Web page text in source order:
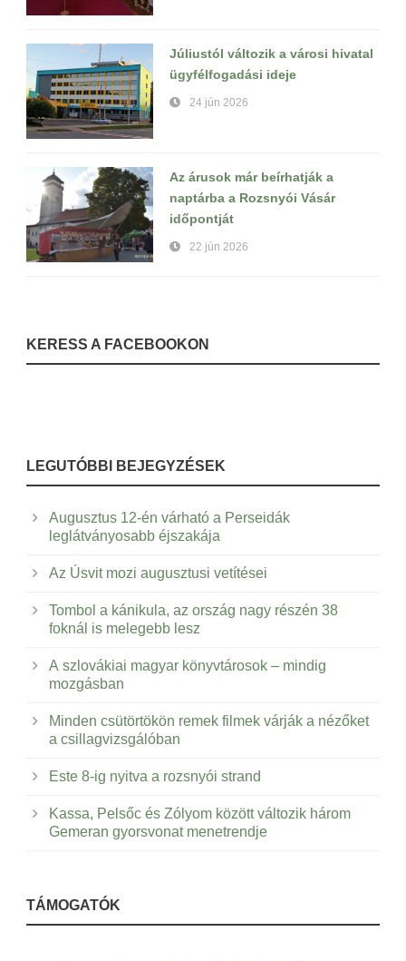
Júliustól változik a városi hivatal
ügyfélfogadási ideje
24 jún 2026
Az árusok már beírhatják a
naptárba a Rozsnyói Vásár
időpontját
22 jún 2026
KERESS A FACEBOOKON
LEGUTÓBBI BEJEGYZÉSEK
Augusztus 12-én várható a Perseidák
leglátványosabb éjszakája
Az Úsvit mozi augusztusi vetítései
Tombol a kánikula, az ország nagy részén 38
foknál is melegebb lesz
A szlovákiai magyar könyvtárosok – mindig
mozgásban
Minden csütörtökön remek filmek várják a nézőket
a csillagvizsgálóban
Este 8-ig nyitva a rozsnyói strand
Kassa, Pelsőc és Zólyom között változik három
Gemeran gyorsvonat menetrendje
TÁMOGATÓK